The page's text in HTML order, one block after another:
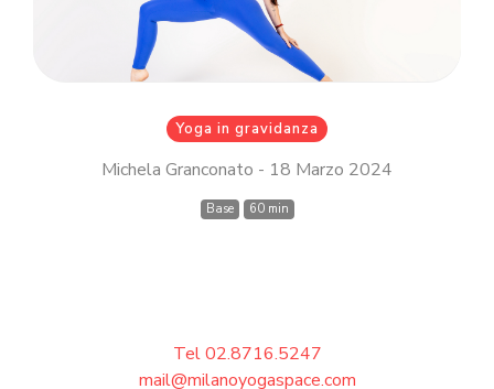
Yoga in gravidanza
Michela Granconato - 18 Marzo 2024
Base 60 min
Accedi
Tel 02.8716.5247
mail@milanoyogaspace.com